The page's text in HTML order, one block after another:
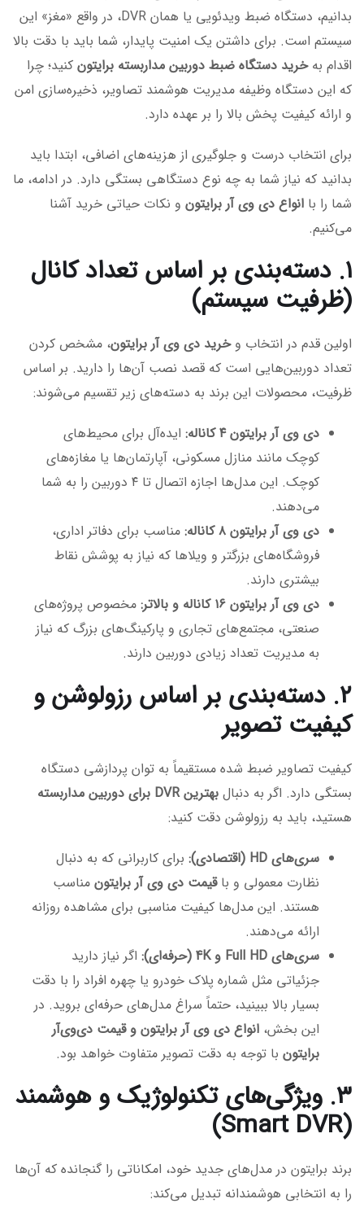
بدانیم، دستگاه ضبط ویدئویی یا همان DVR، در واقع «مغز» این
سیستم است. برای داشتن یک امنیت پایدار، شما باید با دقت بالا
اقدام بهخرید دستگاه ضبط دوربین مداربسته برایتون کنید؛ چرا
که این دستگاه وظیفه مدیریت هوشمند تصاویر، ذخیره‌سازی امن
و ارائه کیفیت پخش بالا را بر عهده دارد.
برای انتخاب درست و جلوگیری از هزینه‌های اضافی، ابتدا باید
بدانید که نیاز شما به چه نوع دستگاهی بستگی دارد. در ادامه، ما
شما را با انواع دی وی آر برایتون و نکات حیاتی خرید آشنا
می‌کنیم.
۱. دسته‌بندی بر اساس تعداد کانال
(ظرفیت سیستم)
اولین قدم در انتخاب وخرید دی وی آر برایتون، مشخص کردن
تعداد دوربین‌هایی است که قصد نصب آن‌ها را دارید. بر اساس
ظرفیت، محصولات این برند به دسته‌های زیر تقسیم می‌شوند:
دی وی آر برایتون ۴ کاناله:
ایده‌آل برای محیط‌های
کوچک مانند منازل مسکونی، آپارتمان‌ها یا مغازه‌های
کوچک. این مدل‌ها اجازه اتصال تا ۴ دوربین را به شما
می‌دهند.
دی وی آر برایتون ۸ کاناله:
مناسب برای دفاتر اداری،
فروشگاه‌های بزرگتر و ویلاها که نیاز به پوشش نقاط
بیشتری دارند.
دی وی آر برایتون ۱۶ کاناله و بالاتر:
مخصوص پروژه‌های
صنعتی، مجتمع‌های تجاری و پارکینگ‌های بزرگ که نیاز
به مدیریت تعداد زیادی دوربین دارند.
۲. دسته‌بندی بر اساس رزولوشن و
کیفیت تصویر
کیفیت تصاویر ضبط شده مستقیماً به توان پردازشی دستگاه
بستگی دارد. اگر به دنبال بهترین DVR برای دوربین مداربسته
هستید، باید به رزولوشن دقت کنید:
سری‌های HD (اقتصادی):
برای کاربرانی که به دنبال
نظارت معمولی و باقیمت دی وی آر برایتون مناسب
هستند. این مدل‌ها کیفیت مناسبی برای مشاهده روزانه
ارائه می‌دهند.
سری‌های Full HD و 4K (حرفه‌ای):
اگر نیاز دارید
جزئیاتی مثل شماره پلاک خودرو یا چهره افراد را با دقت
بسیار بالا ببینید، حتماً سراغ مدل‌های حرفه‌ای بروید. در
این بخش، انواع دی وی آر برایتون و قیمت دی‌وی‌آر
برایتون با توجه به دقت تصویر متفاوت خواهد بود.
۳. ویژگی‌های تکنولوژیک و هوشمند
(Smart DVR)
برند برایتون در مدل‌های جدید خود، امکاناتی را گنجانده که آن‌ها
را به انتخابی هوشمندانه تبدیل می‌کند: